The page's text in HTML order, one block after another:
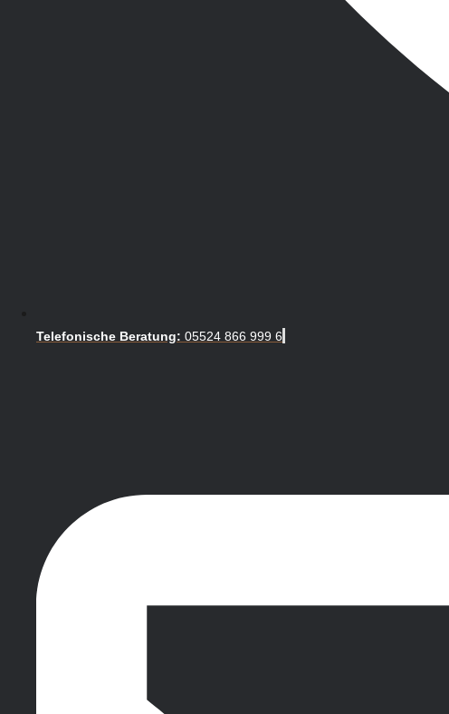
Telefonische Beratung: 05524 866 999 6